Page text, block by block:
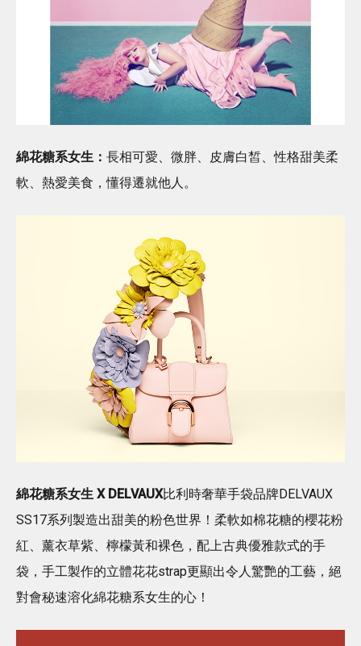
綿花糖系女生： 長相可愛、微胖、皮膚白皙、性格甜美柔
軟、熱愛美食，懂得遷就他人。
綿花糖系女生 X DELVAUX比利時奢華手袋品牌DELVAUX
SS17系列製造出甜美的粉色世界！柔軟如棉花糖的櫻花粉
紅、薰衣草紫、檸檬黃和裸色，配上古典優雅款式的手
袋，手工製作的立體花花strap更顯出令人驚艷的工藝，絕
對會秘速溶化綿花糖系女生的心！